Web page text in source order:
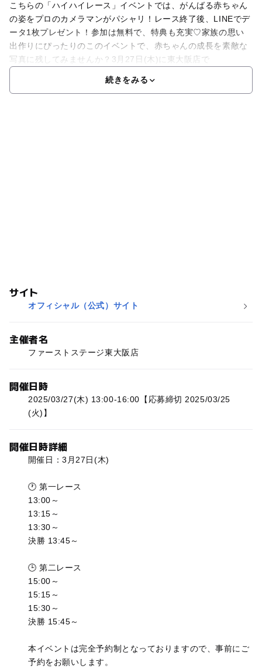
こちらの「ハイハイレース」イベントでは、がんばる赤ちゃん
の姿をプロのカメラマンがパシャリ！レース終了後、LINEでデ
ータ1枚プレゼント！参加は無料で、特典も充実♡家族の思い
出作りにぴったりのこのイベントで、赤ちゃんの成長を素敵な
写真に残してみませんか？3月27日(木)に東大阪店で
続きをみる
サイト
オフィシャル（公式）サイト
主催者名
ファーストステージ東大阪店
開催日時
2025/03/27(木) 13:00-16:00【応募締切 2025/03/25
(火)】
開催日時詳細
開催日：3月27日(木)
🕐 第一レース
13:00～
13:15～
13:30～
決勝 13:45～
🕒 第二レース
15:00～
15:15～
15:30～
決勝 15:45～
本イベントは完全予約制となっておりますので、事前にご
予約をお願いします。